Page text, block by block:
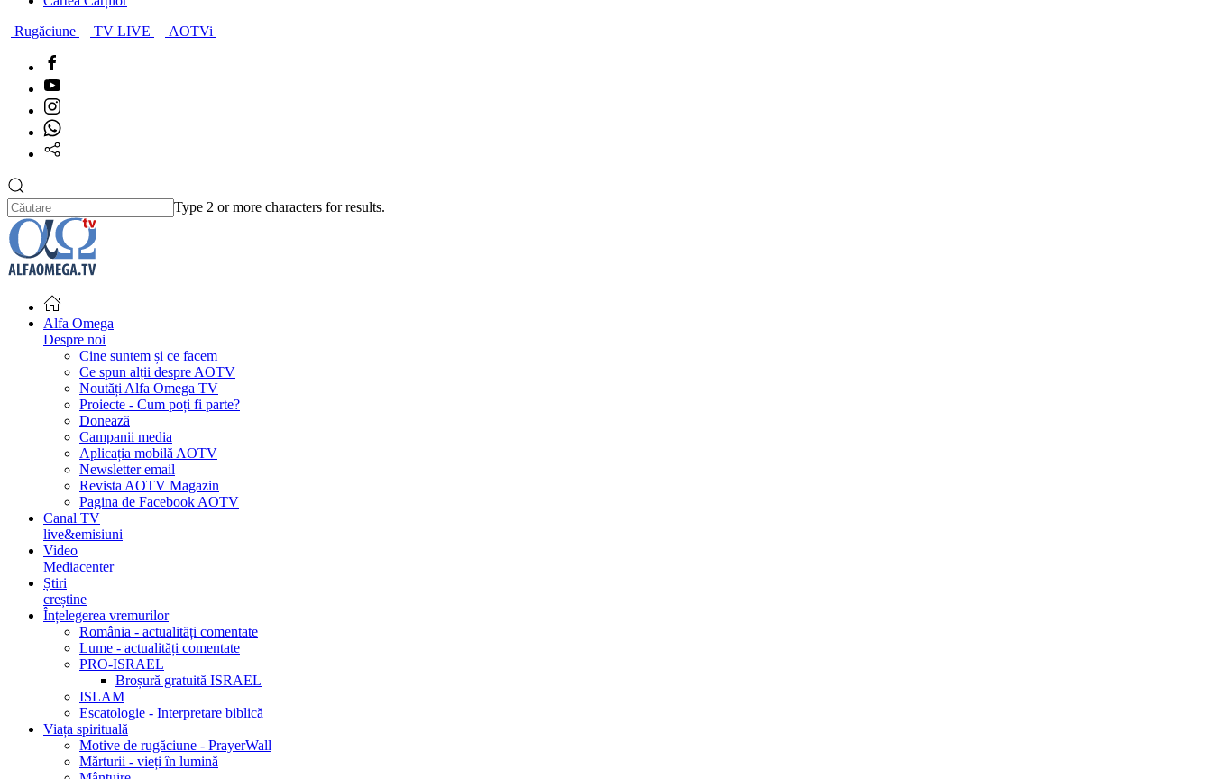
Rugăciune
TV LIVE AOTVi
Type 2 or more characters for results.
Alfa Omega
Despre noi
Cine suntem și ce facem
Ce spun alții despre AOTV
Noutăți Alfa Omega TV
Proiecte - Cum poți fi parte?
Donează
Campanii media
Aplicația mobilă AOTV
Newsletter email
Revista AOTV Magazin
Pagina de Facebook AOTV
Canal TV
live&emisiuni
Video
Mediacenter
Știri
creștine
Înțelegerea vremurilor
România - actualități comentate
Lume - actualități comentate
PRO-ISRAEL
Broșură gratuită ISRAEL
ISLAM
Escatologie - Interpretare biblică
Viața spirituală
Motive de rugăciune - PrayerWall
Mărturii - vieți în lumină